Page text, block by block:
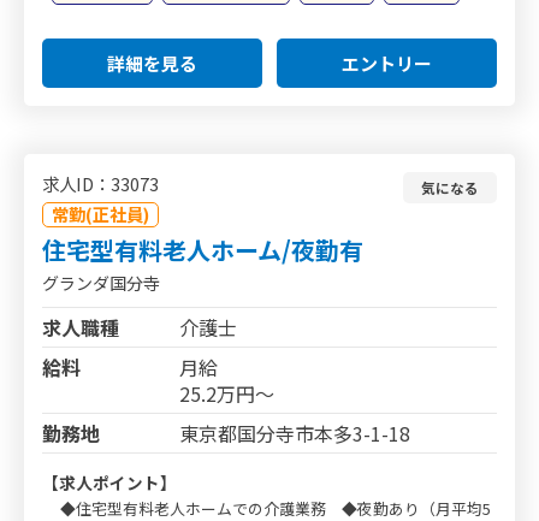
詳細を見る エントリー
求人ID：33073
常勤(正社員)
気になる
住宅型有料老人ホーム/夜勤有
グランダ国分寺
求人職種
介護士
給料
月給
25.2万円～
勤務地
東京都国分寺市本多3-1-18
【求人ポイント】
◆住宅型有料老人ホームでの介護業務 ◆夜勤あり（月平均5